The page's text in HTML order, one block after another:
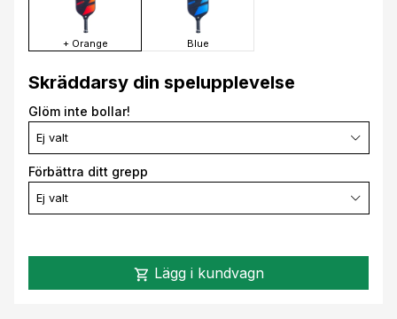
+ Orange Blue
Skräddarsy din spelupplevelse
Glöm inte bollar!
Ej valt
Förbättra ditt grepp
Ej valt
shopping_cart Lägg i kundvagn